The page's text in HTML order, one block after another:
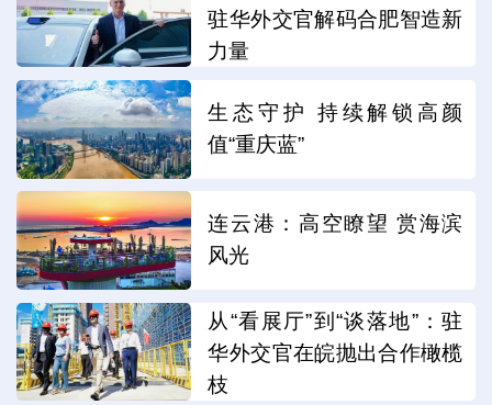
驻华外交官解码合肥智造新
力量
生态守护 持续解锁高颜
值“重庆蓝”
连云港：高空瞭望 赏海滨
风光
从“看展厅”到“谈落地”：驻
华外交官在皖抛出合作橄榄
枝